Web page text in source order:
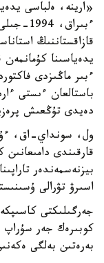
«ارينە، ەلباسى
قازاقستاننىڭ
يدەياسىنا كۇمانمەن
ءبىر ماڭىزدى
باستالعان ءىستى
دەيدى تۇڭعىش
ول، سونداي-اق،
قارقىندى
بيزنەسمەندەر
اسىرۋ تۋرالى
جەرگىلىكتى
كوبىرەك جەر سۇراپ
بەرەتىن بەلگى